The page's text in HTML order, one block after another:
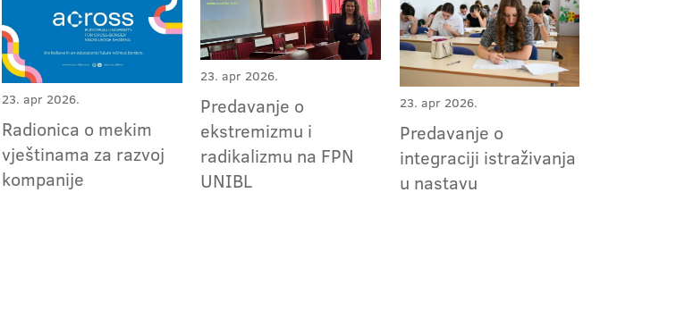
23. apr 2026.
Radionica o mekim
vještinama za razvoj
kompanije
23. apr 2026.
Predavanje o
ekstremizmu i
radikalizmu na FPN
UNIBL
23. apr 2026.
Predavanje o
integraciji istraživanja
u nastavu